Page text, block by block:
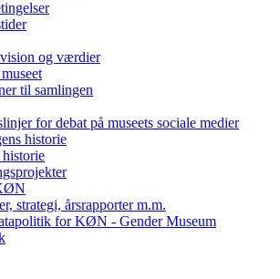
og værdier
til samlingen
for debat på museets sociale medier
historie
historie
strategi, årsrapporter m.m.
for KØN - Gender Museum